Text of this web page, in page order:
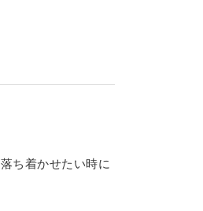
ち着かせたい時に